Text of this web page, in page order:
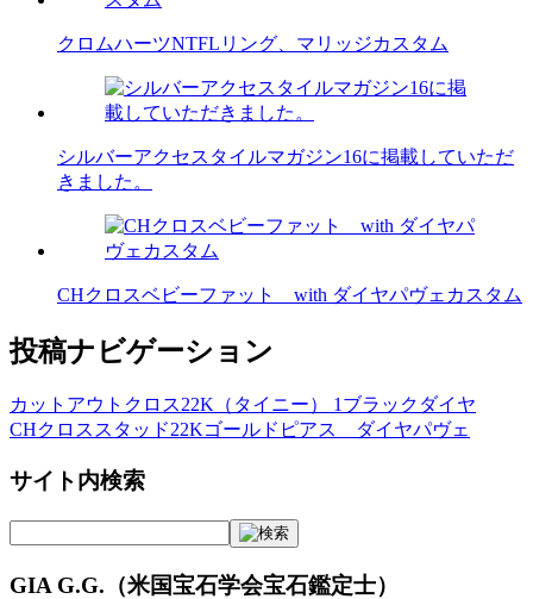
クロムハーツNTFLリング、マリッジカスタム
シルバーアクセスタイルマガジン16に掲載していただ
きました。
CHクロスベビーファット with ダイヤパヴェカスタム
投稿ナビゲーション
カットアウトクロス22K（タイニー） 1ブラックダイヤ
CHクロススタッド22Kゴールドピアス ダイヤパヴェ
サイト内検索
GIA G.G.（米国宝石学会宝石鑑定士）